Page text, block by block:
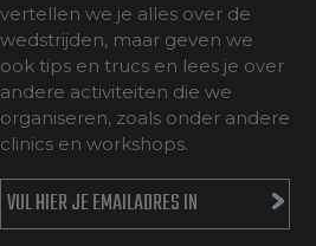
vertellen we je alles over de
wedstrijden, maar geven we
ook tips en trucs en lees je over
andere activiteiten die we
organiseren, zoals onder andere
clinics en workshops.